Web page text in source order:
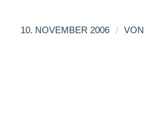
10. NOVEMBER 2006 / VON